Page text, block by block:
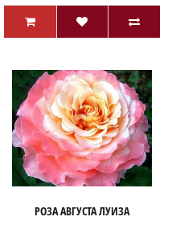
РОЗА АВГУСТА ЛУИЗА